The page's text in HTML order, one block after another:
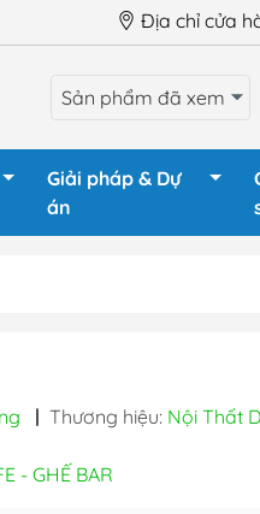
Địa chỉ cửa
Sản phẩm đã xem
Ghế training
Tủ
Tủ tài liệu
Giải pháp & Dự
án
| Thương hiệu: Nội Thất
- GHẾ BAR